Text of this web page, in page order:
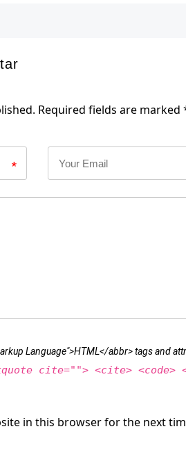
Required fields are marked
*
Language">HTML</abbr> tags and
cite=""> <cite> <code>
in this browser for the next